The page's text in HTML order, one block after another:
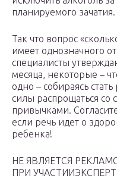
планируемого зачатия.
Так что вопрос
имеет однозначного
специалисты
месяца, некоторые –
одно – собираясь
силы распрощаться
привычками.
если речь идет о
ребенка!
НЕ ЯВЛЯЕТСЯ
ПРИ